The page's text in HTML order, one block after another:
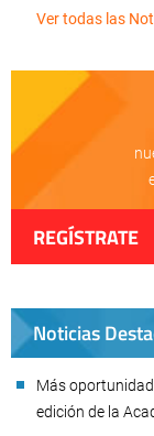
Ver todas las
REGÍSTRATE
Noticias
Más
edición de la